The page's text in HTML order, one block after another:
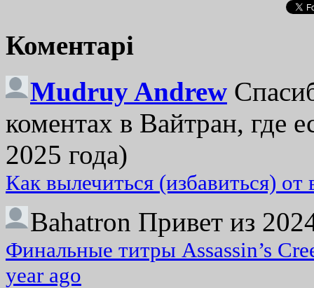
Коментарі
Mudruy Andrew
коментах в Вайтран, где
2025 года)
Как вылечиться (избавиться)
Bahatron Привет из
Финальные титры Assassin’s
year ago